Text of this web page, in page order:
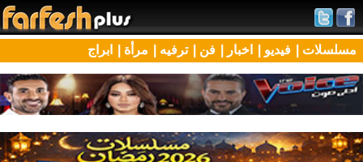
مسلسلات | فيديو | اخبار | فن | ترفيه | مرأة | ابراج